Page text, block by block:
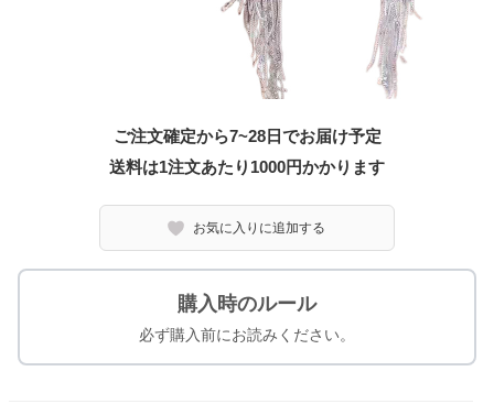
ご注文確定から7~28日でお届け予定
送料は1注文あたり 1000円かかります
お気に入りに追加する
購入時のルール
必ず購入前にお読みください。